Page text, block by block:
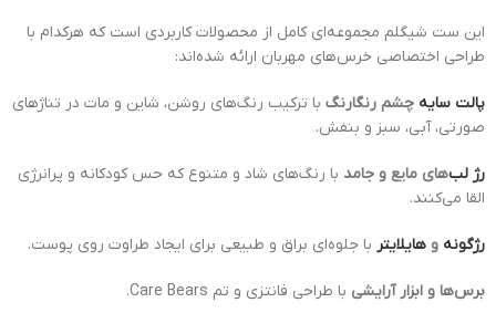
این ست شیگلم مجموعه‌ای کامل از محصولات کاربردی است که هرکدام با
طراحی اختصاصی خرس‌های مهربان ارائه شده‌اند:
پالت سایه چشم رنگارنگ با ترکیب رنگ‌های روشن، شاین و مات در تناژهای
صورتی، آبی، سبز و بنفش.
رژ لب‌های مایع و جامد با رنگ‌های شاد و متنوع که حس کودکانه و پرانرژی
القا می‌کنند.
رژگونه و هایلایتر با جلوه‌ای براق و طبیعی برای ایجاد طراوت روی پوست.
برس‌ها و ابزار آرایشی با طراحی فانتزی و تم Care Bears.